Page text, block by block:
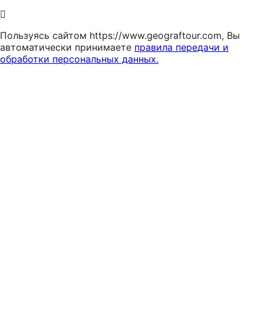
Пользуясь сайтом https://www.geograftour.com, Вы
автоматически принимаете правила передачи и
обработки персональных данных.